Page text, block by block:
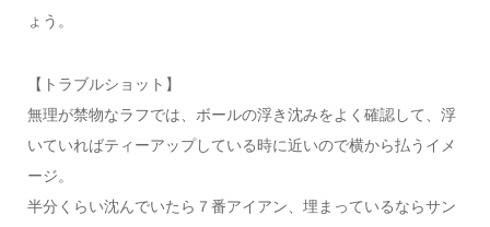
ょう。
【トラブルショット】
無理が禁物なラフでは、ボールの浮き沈みをよく確認して、浮
いていればティーアップしている時に近いので横から払うイメ
ージ。
半分くらい沈んでいたら７番アイアン、埋まっているならサン